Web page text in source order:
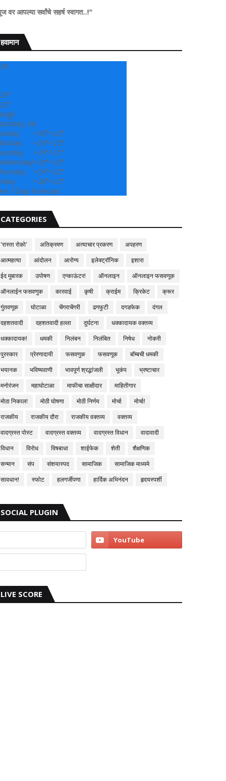
सहर्ष स्वागत..!"
हवामान
28
29°
22°
08
+30°+22°
+29°+22°
+29°+21°
+29°+22°
+29°+22°
+28°+22°
7-Day Forecast
CATEGORIES
'रास्ता रोको' अतिक्रमण अत्याचार प्रकरण
अपहरण
आत्महत्या
आंदोलन आरोग्य इलेक्ट्रॉनिक
इशारा
ईद मुबारक
उपोषण एन्काऊंटर! ऑनलाइन
ऑनलाइन फसवणूक
ऑनलाईन फसवणुक
कारवाई कृषी क्राईम क्रिकेट
क्रूर
गुंतवणूक
घोटाळा चेंगराचेंगरी ढगफुटी दगडफेक
दंगल
दहशतवादी
दहशतवादी हल्ला दुर्घटना
धक्कादायक वक्तव्य
धक्कादायक!
धमकी निलंबन निलंबित निषेध
नोकरी
पुरस्कार
प्रेरणादायी फसवणुक फसवणूक
बॉम्बची धमकी
भयानक
भविष्यवाणी भावपूर्ण श्रद्धांजली भूकंप
भ्रष्टाचार
मनोरंजन
महाघोटाळा माफीचा साक्षीदार
माहितीगार
मोठा निकाल!
मोठी घोषणा मोठी निर्णय मोर्चा
मोर्चा!
राजकीय
राजकीय दौरा राजकीय वक्तव्य
वक्तव्य
वादग्रस्त पोस्ट
वादग्रस्त वक्तव्य वादग्रस्त विधान
वादावादी
विधान
विरोध विषबाधा शाईफेक शेती
शैक्षणिक
सन्मान
संप संशयास्पद सामाजिक
सामाजिक माध्यमे
सावधान!
स्फोट हलगर्जीपणा हार्दिक अभिनंदन हृदयस्पर्शी
SOCIAL PLUGIN
LIVE SCORE